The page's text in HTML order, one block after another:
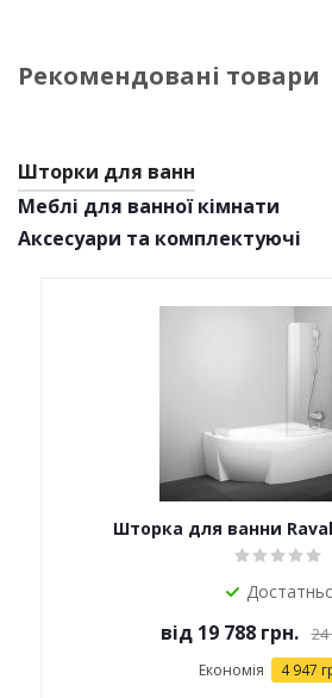
Рекомендовані товари
Шторки для ванн
Меблі для ванної кімнати
Аксесуари та комплектуючі
Шторка для ванни Ravak
від 19 788 грн. 24
Економія 4 947